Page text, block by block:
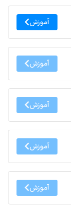
آموزش
آموزش
آموزش
آموزش
آموزش